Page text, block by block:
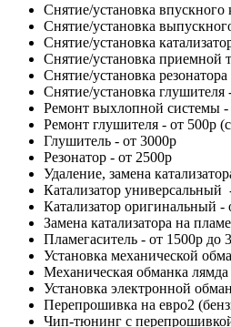
Снятие/установка впускного
Снятие/установка
Снятие/установка
Снятие/установка приемной
Снятие/установка
Снятие/установка глушителя
Ремонт выхлопной системы -
Ремонт глушителя - от 500р
Глушитель - от 3000р
Резонатор - от 2500р
Удаление, замена
Катализатор универсальный
Катализатор оригинальный -
Замена катализатора на
Пламегаситель - от 1500р до
Установка механической
Механическая обманка лямда
Установка электронной
Перепрошивка на евро2
Чип-тюнинг с